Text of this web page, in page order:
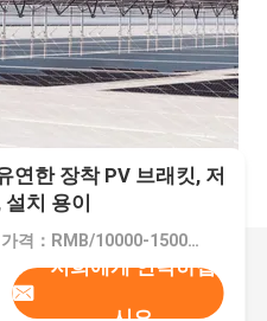
연한 장착 PV 브래킷, 저
치 용이
가격：RMB/10000-15000/tons,Negotiable
저희에게 연락하십